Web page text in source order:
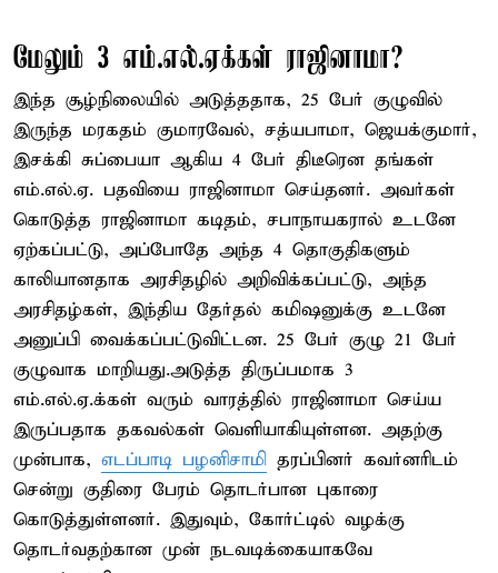
மேலும் 3 எம்.எல்.ஏக்கள் ராஜினாமா?
இந்த சூழ்நிலையில் அடுத்ததாக, 25 பேர் குழுவில்
இருந்த மரகதம் குமாரவேல், சத்யபாமா, ஜெயக்குமார்,
இசக்கி சுப்பையா ஆகிய 4 பேர் திடீரென தங்கள்
எம்.எல்.ஏ. பதவியை ராஜினாமா செய்தனர். அவர்கள்
கொடுத்த ராஜினாமா கடிதம், சபாநாயகரால் உடனே
ஏற்கப்பட்டு, அப்போதே அந்த 4 தொகுதிகளும்
காலியானதாக அரசிதழில் அறிவிக்கப்பட்டு, அந்த
அரசிதழ்கள், இந்திய தேர்தல் கமிஷனுக்கு உடனே
அனுப்பி வைக்கப்பட்டுவிட்டன. 25 பேர் குழு 21 பேர்
குழுவாக மாறியது.அடுத்த திருப்பமாக 3
எம்.எல்.ஏ.க்கள் வரும் வாரத்தில் ராஜினாமா செய்ய
இருப்பதாக தகவல்கள் வெளியாகியுள்ளன. அதற்கு
முன்பாக, எடப்பாடி பழனிசாமி தரப்பினர் கவர்னரிடம்
சென்று குதிரை பேரம் தொடர்பான புகாரை
கொடுத்துள்ளனர். இதுவும், கோர்ட்டில் வழக்கு
தொடர்வதற்கான முன் நடவடிக்கையாகவே